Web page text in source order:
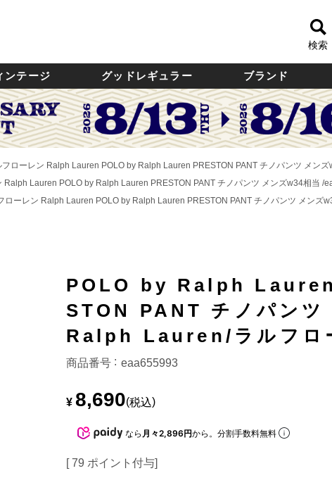
検索
ンテージ グッドレギュラー ブランド
フローレン Ralph Lauren POLO by Ralph Lauren PRESTON PANT チノパンツ メンズ
Ralph Lauren POLO by Ralph Lauren PRESTON PANT チノパンツ メンズw34相当 /
ローレン Ralph Lauren POLO by Ralph Lauren PRESTON PANT チノパンツ メンズ
POLO by Ralph
STON PANT チノパンツ
Ralph Lauren/ラルフロ
商品番号 eaa655993
¥ 8,690 税込
なら 月々2,896円から。分割手数料無料
[ 79 ポイント付与]